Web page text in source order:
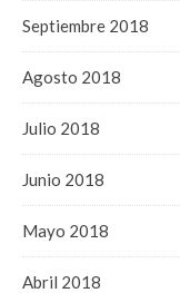
Septiembre 2018
Agosto 2018
Julio 2018
Junio 2018
Mayo 2018
Abril 2018